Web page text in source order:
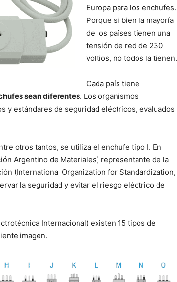
Europa para los enchufes.
Porque si bien la mayoría
de los países tienen una
tensión de red de 230
voltios, no todos la tienen.
Cada país tiene
sean diferentes. Los organismos
y estándares de seguridad eléctricos, evaluados
otros tantos, se utiliza el enchufe tipo I. En
Argentino de Materiales) representante de la
(International Organization for Standardization,
la seguridad y evitar el riesgo eléctrico de
Internacional) existen 15 tipos de
imagen.